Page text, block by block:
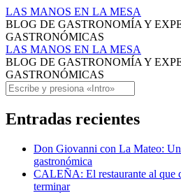
molleja
de
corazon
de
ternera
Archivos
-
LAS
MANOS
LAS MANOS EN LA MESA
BLOG DE GASTRONOMÍA Y
GASTRONÓMICAS
molleja
de
corazon
ternera
Archivos
LAS
LAS MANOS EN LA MESA
BLOG DE GASTRONOMÍA Y
GASTRONÓMICAS
Saltar
al
contenido
Buscar
Entradas recientes
Don Giovanni con La Mateo:
gastronómica
CALEÑA: El restaurante al que
terminar